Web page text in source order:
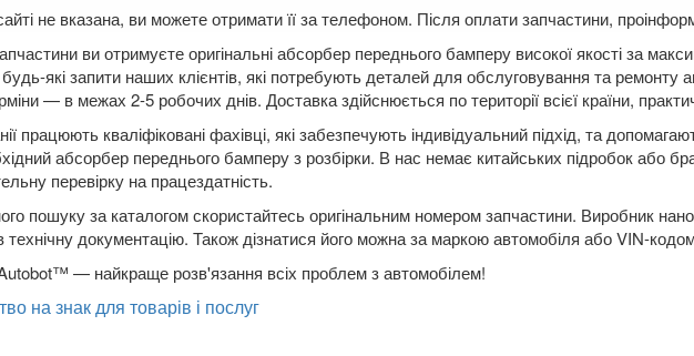
не вказана, ви можете отримати її за телефоном. Після оплати запчастини,
ви отримуєте оригінальні абсорбер переднього бамперу високої якості за
які запити наших клієнтів, які потребують деталей для обслуговування та ремонту
— в межах 2-5 робочих днів. Доставка здійснюється по території всієї країни,
працюють кваліфіковані фахівці, які забезпечують індивідуальний підхід, та
абсорбер переднього бамперу з розбірки. В нас немає китайських підробок або
перевірку на працездатність.
пошуку за каталогом скористайтесь оригінальним номером запчастини. Виробник
технічну документацію. Також дізнатися його можна за маркою автомобіля або VIN-
— найкраще розв'язання всіх проблем з автомобілем!
на знак для товарів і послуг